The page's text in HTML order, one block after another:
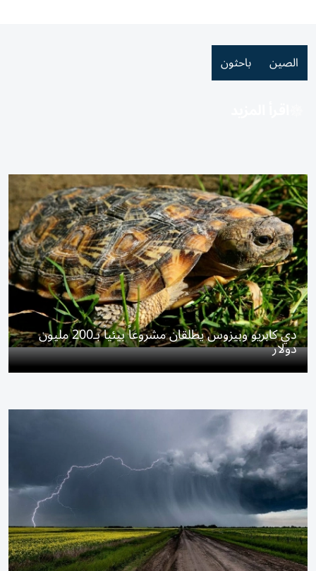
الصين باحثون
دي كابريو وبيزوس يطلقان مشروعاً بيئياً بـ200 مليون
دولار